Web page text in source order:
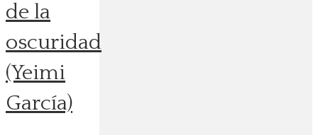
de la
oscuridad
(Yeimi
García)